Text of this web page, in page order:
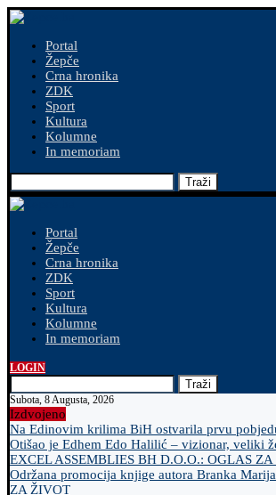
Portal
Žepče
Crna hronika
ZDK
Sport
Kultura
Kolumne
In memoriam
Traži
Portal
Žepče
Crna hronika
ZDK
Sport
Kultura
Kolumne
In memoriam
LOGIN
Traži
Subota, 8 Augusta, 2026
Izdvojeno
Na Edinovim krilima BiH ostvarila prvu
Otišao je Edhem Edo Halilić – vizionar, veliki
EXCEL ASSEMBLIES BH D.O.O.: OGLAS ZA
Održana promocija knjige autora Branka
ZA ŽIVOT